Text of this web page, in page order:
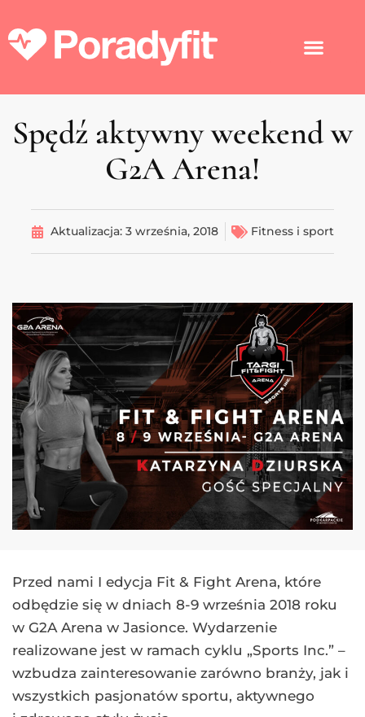
Spędź aktywny weekend w
G2A Arena!
Aktualizacja: 3 września, 2018 Fitness i sport
Przed nami I edycja Fit & Fight Arena, które
odbędzie się w dniach 8-9 września 2018 roku
w G2A Arena w Jasionce. Wydarzenie
realizowane jest w ramach cyklu „Sports Inc.” –
wzbudza zainteresowanie zarówno branży, jak i
wszystkich pasjonatów sportu, aktywnego